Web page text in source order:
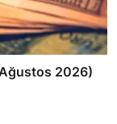
2026)